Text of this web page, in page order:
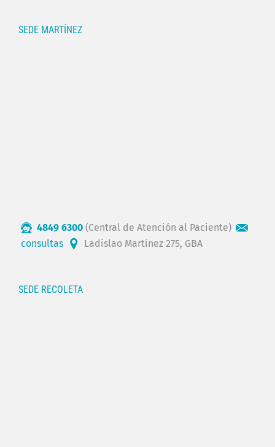
SEDE MARTÍNEZ
4849 6300 (Central de Atención al Paciente)
consultas
Ladislao Martínez 275, GBA
SEDE RECOLETA